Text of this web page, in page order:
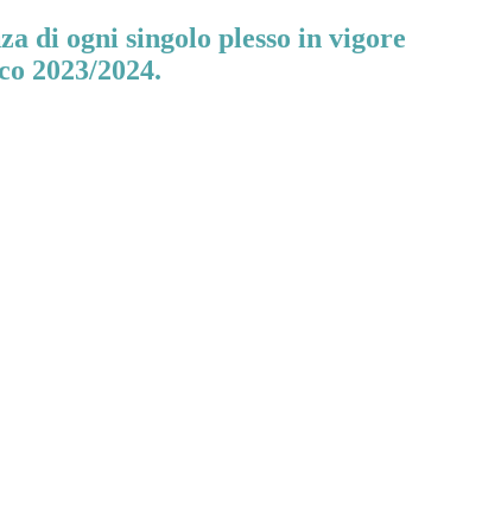
di ogni singolo plesso in vigore
2023/2024.